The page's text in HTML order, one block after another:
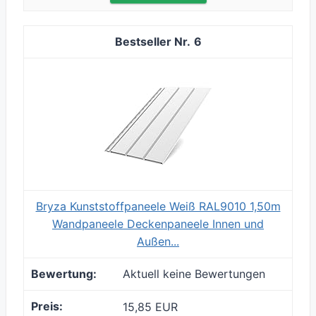
6
Bryza Kunststoffpaneele Weiß RAL9010 1,50m
Wandpaneele Deckenpaneele Innen und
Außen...
Aktuell keine Bewertungen
15,85 EUR